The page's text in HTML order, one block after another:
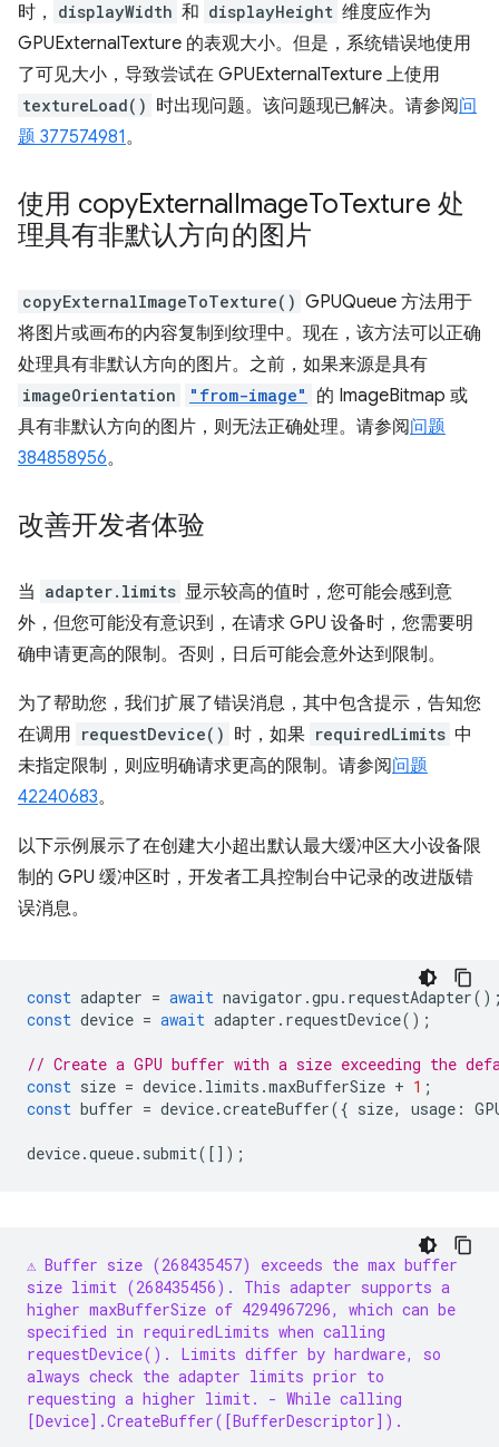
时，
displayWidth 和 displayHeight 维度应作为
GPUExternalTexture 的表观大小。但是，系统错误地使用
了可见大小，导致尝试在 GPUExternalTexture 上使用
textureLoad() 时出现问题。该问题现已解决。请参阅问
题 377574981。
使用 copyExternalImageToTexture 处
理具有非默认方向的图片
copyExternalImageToTexture() GPUQueue 方法用于
将图片或画布的内容复制到纹理中。现在，该方法可以正确
处理具有非默认方向的图片。之前，如果来源是具有
imageOrientation "from-image"
的 ImageBitmap 或
具有非默认方向的图片，则无法正确处理。请参阅问题
384858956。
改善开发者体验
当 adapter.limits 显示较高的值时，您可能会感到意
外，但您可能没有意识到，在请求 GPU 设备时，您需要明
确申请更高的限制。否则，日后可能会意外达到限制。
为了帮助您，我们扩展了错误消息，其中包含提示，告知您
在调用 requestDevice() 时，如果 requiredLimits 中
未指定限制，则应明确请求更高的限制。请参阅问题
42240683。
以下示例展示了在创建大小超出默认最大缓冲区大小设备限
制的 GPU 缓冲区时，开发者工具控制台中记录的改进版错
误消息。
const adapter = await navigator .gpu . requestAdapter
const device = await adapter . requestDevice();
// Create a GPU buffer with a size exceeding the
const size = device. limits .maxBufferSize + 1 ;
const buffer = device.createBuffer({ size, usage :
device.queue. submit([]);
⚠️ Buffer size (268435457) exceeds the max buffer
size limit (268435456). This adapter supports a
higher maxBufferSize of 4294967296, which can be
specified in requiredLimits when calling
requestDevice(). Limits differ by hardware, so
always check the adapter limits prior to
requesting a higher limit.
- While calling
[Device].CreateBuffer([BufferDescriptor]).